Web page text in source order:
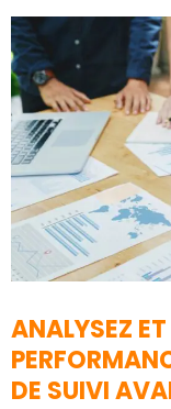
ANALYSEZ
DE SUIVI